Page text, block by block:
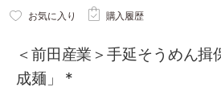
お気に入り 購入履歴
＜前田産業＞手延そうめん
成麺」 *